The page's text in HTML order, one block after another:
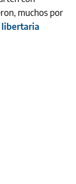
muchos por